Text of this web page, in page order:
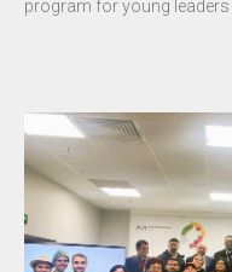
program for young